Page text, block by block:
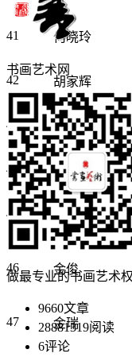
41 何晓玲
42 胡家辉
43 黄宇婷
44 霍书源
45 贾润潭
46 金俊
47 金瑞
书画艺术网
做最专业的书画艺术
9660文章
28881319阅读
6评论